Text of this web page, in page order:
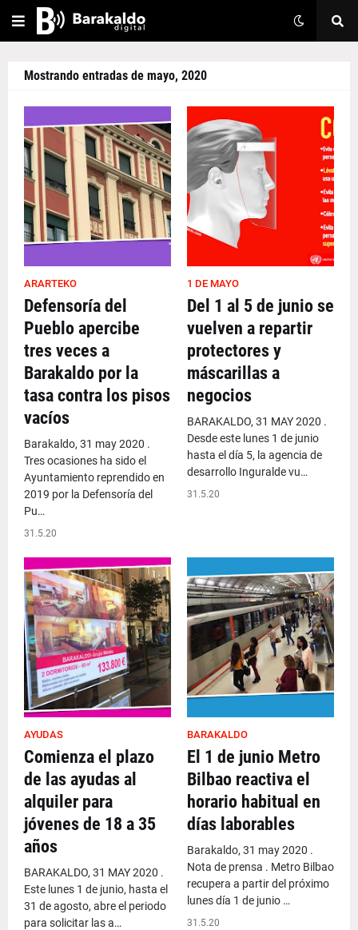
Mostrando entradas de mayo, 2020
ARARTEKO
Defensoría del
Pueblo apercibe
tres veces a
Barakaldo por la
tasa contra los pisos
vacíos
Barakaldo, 31 may 2020 .
Tres ocasiones ha sido el
Ayuntamiento reprendido en
2019 por la Defensoría del
Pu…
31.5.20
1 DE MAYO
Del 1 al 5 de junio se
vuelven a repartir
protectores y
máscarillas a
negocios
BARAKALDO, 31 MAY 2020 .
Desde este lunes 1 de junio
hasta el día 5, la agencia de
desarrollo Inguralde vu…
31.5.20
AYUDAS
Comienza el plazo
de las ayudas al
alquiler para
jóvenes de 18 a 35
años
BARAKALDO, 31 MAY 2020 .
Este lunes 1 de junio, hasta el
31 de agosto, abre el periodo
para solicitar las a…
BARAKALDO
El 1 de junio Metro
Bilbao reactiva el
horario habitual en
días laborables
Barakaldo, 31 may 2020 .
Nota de prensa . Metro Bilbao
recupera a partir del próximo
lunes día 1 de junio …
31.5.20